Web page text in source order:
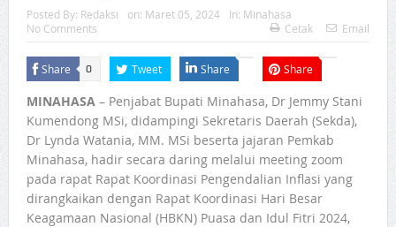
Posted By: Redaksi on: Maret 05, 2024 In: Minahasa
No Comments
Cetak Email
Share 0 Tweet Share Share
MINAHASA – Penjabat Bupati Minahasa, Dr Jemmy Stani
Kumendong MSi, didampingi Sekretaris Daerah (Sekda),
Dr Lynda Watania, MM. MSi beserta jajaran Pemkab
Minahasa, hadir secara daring melalui meeting zoom
pada rapat Rapat Koordinasi Pengendalian Inflasi yang
dirangkaikan dengan Rapat Koordinasi Hari Besar
Keagamaan Nasional (HBKN) Puasa dan Idul Fitri 2024,